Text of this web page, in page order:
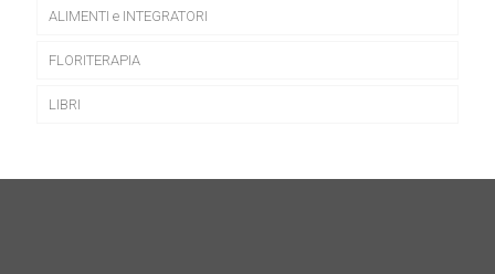
ALIMENTI e INTEGRATORI
FLORITERAPIA
LIBRI